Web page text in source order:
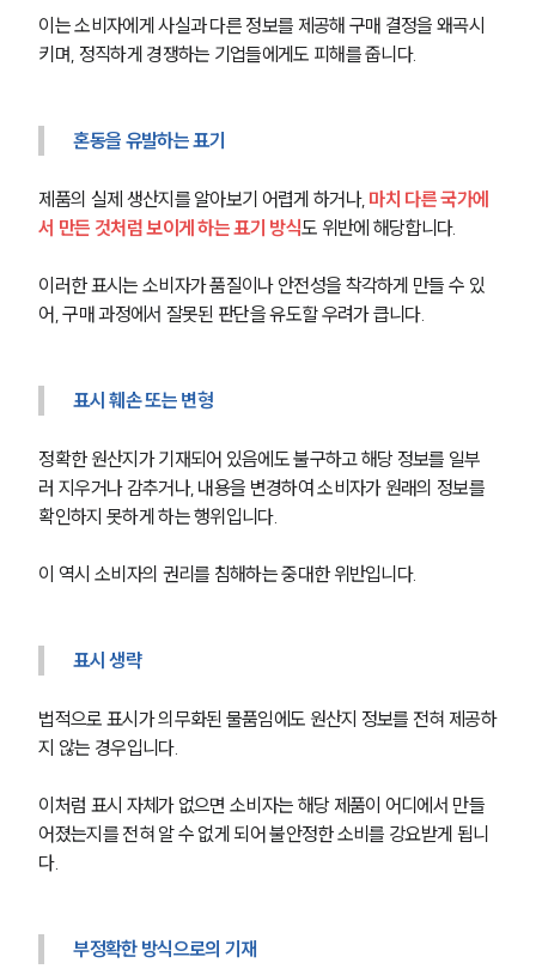
이는 소비자에게 사실과 다른 정보를 제공해 구매 결정을 왜곡시
키며, 정직하게 경쟁하는 기업들에게도 피해를 줍니다.
혼동을 유발하는 표기
제품의 실제 생산지를 알아보기 어렵게 하거나, 마치 다른 국가에
서 만든 것처럼 보이게 하는 표기 방식도 위반에 해당합니다.
이러한 표시는 소비자가 품질이나 안전성을 착각하게 만들 수 있
어, 구매 과정에서 잘못된 판단을 유도할 우려가 큽니다.
표시 훼손 또는 변형
정확한 원산지가 기재되어 있음에도 불구하고 해당 정보를 일부
러 지우거나 감추거나, 내용을 변경하여 소비자가 원래의 정보를
확인하지 못하게 하는 행위입니다.
이 역시 소비자의 권리를 침해하는 중대한 위반입니다.
표시 생략
법적으로 표시가 의무화된 물품임에도 원산지 정보를 전혀 제공하
지 않는 경우입니다.
이처럼 표시 자체가 없으면 소비자는 해당 제품이 어디에서 만들
어졌는지를 전혀 알 수 없게 되어 불안정한 소비를 강요받게 됩니
다.
부정확한 방식으로의 기재